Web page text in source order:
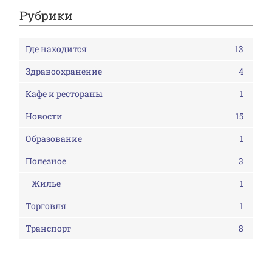
Рубрики
Где находится
13
Здравоохранение
4
Кафе и рестораны
1
Новости
15
Образование
1
Полезное
3
Жилье
1
Торговля
1
Транспорт
8